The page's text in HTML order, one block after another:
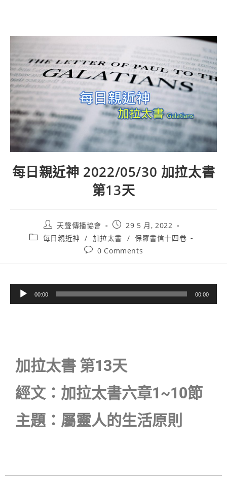
每日親近神 2022/05/30 加拉太書
第13天
天聲傳播協會
29 5 月, 2022
每日親近神
/ 加拉太書 / 保羅書信十四卷
0 Comments
訊
00:00 00:00
加拉太書 第13天
經文：加拉太書六章1~10節
主題：屬靈人的生活原則